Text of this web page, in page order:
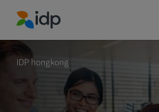
IDP Education
IDP hongkong